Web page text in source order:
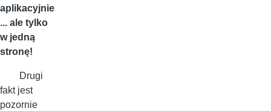
aplikacyjnie
... ale tylko
w jedną
stronę!
Drugi
fakt jest
pozornie